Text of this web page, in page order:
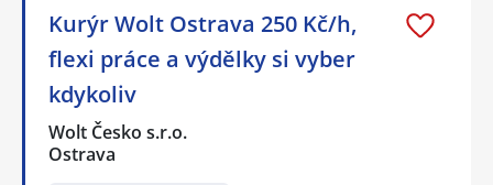
Kurýr Wolt Ostrava 250 Kč/h,
flexi práce a výdělky si vyber
kdykoliv
Wolt Česko s.r.o.
Ostrava